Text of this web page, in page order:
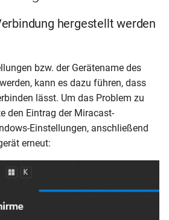
hergestellt werden
bzw. der Gerätename des
kann es dazu führen, dass
lässt. Um das Problem zu
den Eintrag der Miracast-
Einstellungen, anschließend
erneut: